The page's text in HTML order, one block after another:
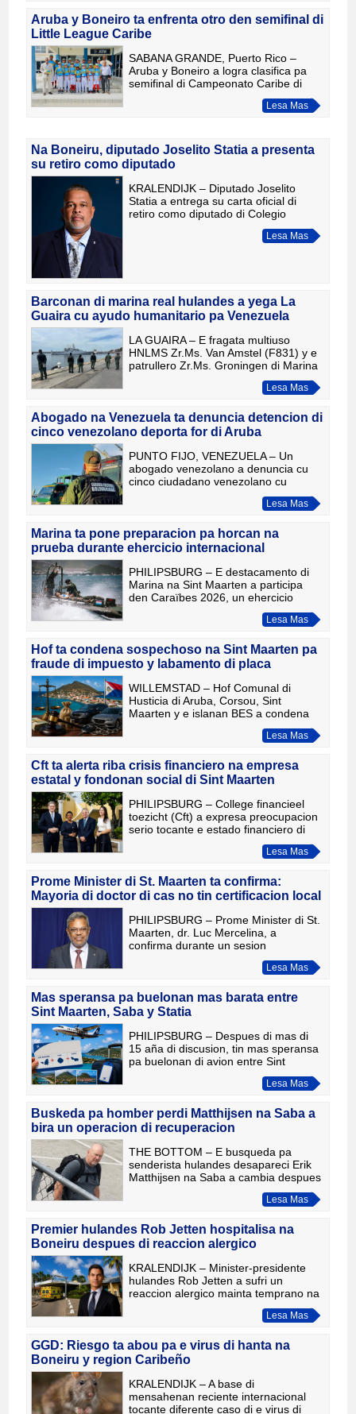
Frances
Aruba y Boneiro ta enfrenta otro den semifinal di
Little League Caribe
SABANA GRANDE, Puerto Rico –
Aruba y Boneiro a logra clasifica pa
semifinal di Campeonato Caribe di
Little League y lo enfrenta otro awe pa
un puesto den e final di e torneo. E
Lesa Mas
Na Boneiru, diputado Joselito Statia a presenta
su retiro como diputado
KRALENDIJK – Diputado Joselito
Statia a entrega su carta oficial di
retiro como diputado di Colegio
Ejecutivo di Boneiru dialuna ultimo. Cu
su decision, Statia a laga su cargo cu
Lesa Mas
Barconan di marina real hulandes a yega La
Guaira cu ayudo humanitario pa Venezuela
LA GUAIRA – E fragata multiuso
HNLMS Zr.Ms. Van Amstel (F831) y e
patrullero Zr.Ms. Groningen di Marina
Real Hulandes a yega na puerto di La
Guaira cu un cargamento di ayudo
Lesa Mas
Abogado na Venezuela ta denuncia detencion di
cinco venezolano deporta for di Aruba
PUNTO FIJO, VENEZUELA – Un
abogado venezolano a denuncia cu
cinco ciudadano venezolano cu
anteriormente a wordo deporta for di
Aruba, ta wordo manteni den
Venezuela, a
Lesa Mas
Marina ta pone preparacion pa horcan na
prueba durante ehercicio internacional
PHILIPSBURG – E destacamento di
Marina na Sint Maarten a participa
den Caraïbes 2026, un ehercicio
internacional organiza pa Francia pa
fortalece preparacion y respuesta na
Lesa Mas
Hof ta condena sospechoso na Sint Maarten pa
fraude di impuesto y labamento di placa
WILLEMSTAD – Hof Comunal di
Husticia di Aruba, Corsou, Sint
Maarten y e islanan BES a condena
un homber di Sint Maarten pa fraude
di impuesto y labamento di placa,
Gobie
Lesa Mas
Cft ta alerta riba crisis financiero na empresa
estatal y fondonan social di Sint Maarten
PHILIPSBURG – College financieel
toezicht (Cft) a expresa preocupacion
serio tocante e estado financiero di
diferente entidadnan gubernamental y
fondonan social na Sint Maarten.
Lesa Mas
Prome Minister di St. Maarten ta confirma:
Mayoria di doctor di cas no tin certificacion local
PHILIPSBURG – Prome Minister di St.
Maarten, dr. Luc Mercelina, a
confirma durante un sesion
parlamentario cu mayoria di doctor di
cas cu ta traha riba e isla no tinLesa Mas
Mas speransa pa buelonan mas barata entre
Sint Maarten, Saba y Statia
PHILIPSBURG – Despues di mas di
15 aña di discusion, tin mas speransa
pa buelonan di avion entre Sint
Maarten, Saba y Sint Eustatius bira
mas barata. Experto di aviacion Hans
Lesa Mas
Buskeda pa homber perdi Matthijsen na Saba a
bira un operacion di recuperacion
THE BOTTOM – E busqueda pa
senderista hulandes desapareci Erik
Matthijsen na Saba a cambia despues
di tres dia completo di buskeda for di
un operacion di rescate pa unLesa Mas
Premier hulandes Rob Jetten hospitalisa na
Boneiru despues di reaccion alergico
KRALENDIJK – Minister-presidente
hulandes Rob Jetten a sufri un
reaccion alergico mainta temprano na
Boneiru despues di wordo pica
posiblemente pa un animal marino of
Lesa Mas
GGD: Riesgo ta abou pa e virus di hanta na
Boneiru y region Caribeño
KRALENDIJK – A base di
mensahenan reciente internacional
tocante diferente caso di e virus di